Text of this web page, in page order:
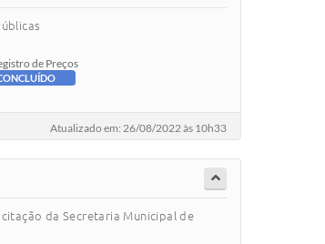
de Preços
Atualizado em: 26/08/2022 às 10h33
da Secretaria Municipal de